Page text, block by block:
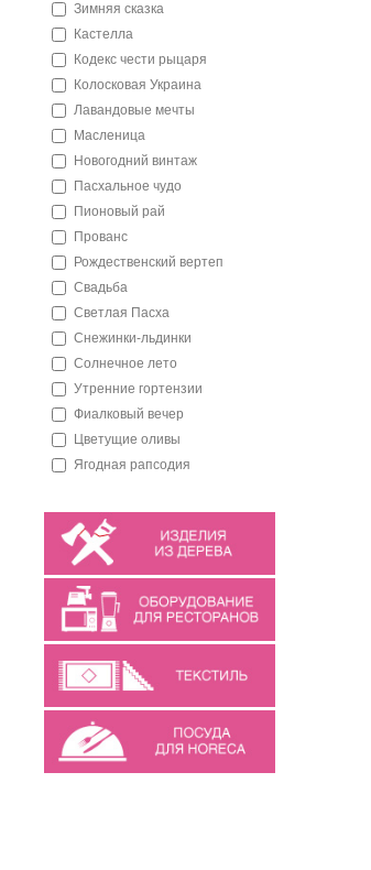
Зимняя сказка
Кастелла
Кодекс чести рыцаря
Колосковая Украина
Лавандовые мечты
Масленица
Новогодний винтаж
Пасхальное чудо
Пионовый рай
Прованс
Рождественский вертеп
Свадьба
Светлая Пасха
Снежинки-льдинки
Солнечное лето
Утренние гортензии
Фиалковый вечер
Цветущие оливы
Ягодная рапсодия